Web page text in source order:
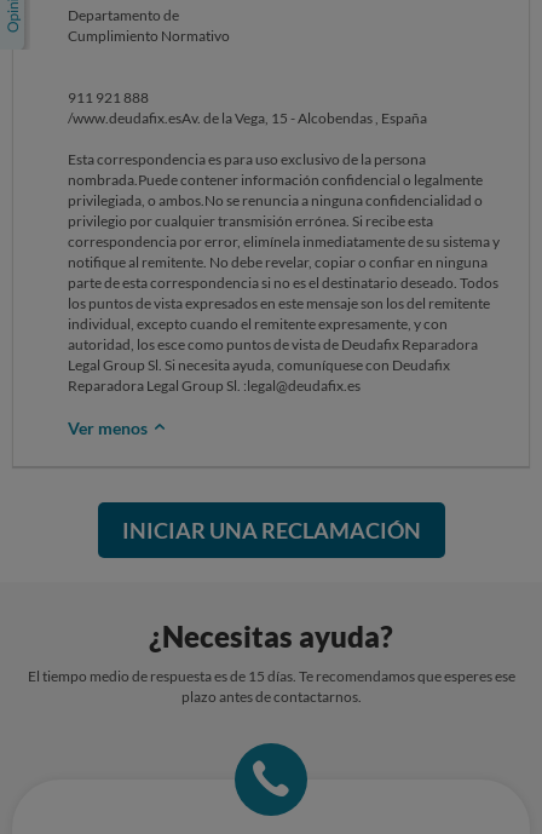
Departamento de
Cumplimiento Normativo
911 921 888
/www.deudafix.esAv. de la Vega, 15 - Alcobendas , España
Esta correspondencia es para uso exclusivo de la persona
nombrada.Puede contener información confidencial o legalmente
privilegiada, o ambos.No se renuncia a ninguna confidencialidad o
privilegio por cualquier transmisión errónea. Si recibe esta
correspondencia por error, elimínela inmediatamente de su sistema y
notifique al remitente. No debe revelar, copiar o confiar en ninguna
parte de esta correspondencia si no es el destinatario deseado. Todos
los puntos de vista expresados en este mensaje son los del remitente
individual, excepto cuando el remitente expresamente, y con
autoridad, los esce como puntos de vista de Deudafix Reparadora
Legal Group Sl. Si necesita ayuda, comuníquese con Deudafix
Reparadora Legal Group Sl. :legal@deudafix.es
Ver menos
INICIAR UNA RECLAMACIÓN
¿Necesitas ayuda?
El tiempo medio de respuesta es de 15 días. Te recomendamos que esperes ese
plazo antes de contactarnos.